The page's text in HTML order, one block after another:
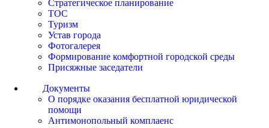
Стратегическое планирование
ТОС
Туризм
Устав города
Фотогалерея
Формирование комфортной городской среды
Присяжные заседатели
Документы
О порядке оказания бесплатной юридической
помощи
Антимонопольный комплаенс